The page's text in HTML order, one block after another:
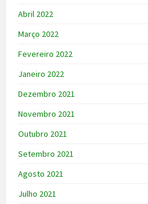
Abril 2022
Março 2022
Fevereiro 2022
Janeiro 2022
Dezembro 2021
Novembro 2021
Outubro 2021
Setembro 2021
Agosto 2021
Julho 2021